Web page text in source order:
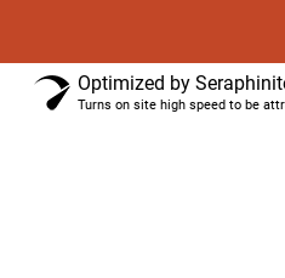
Optimized by
Turns on site high speed to be